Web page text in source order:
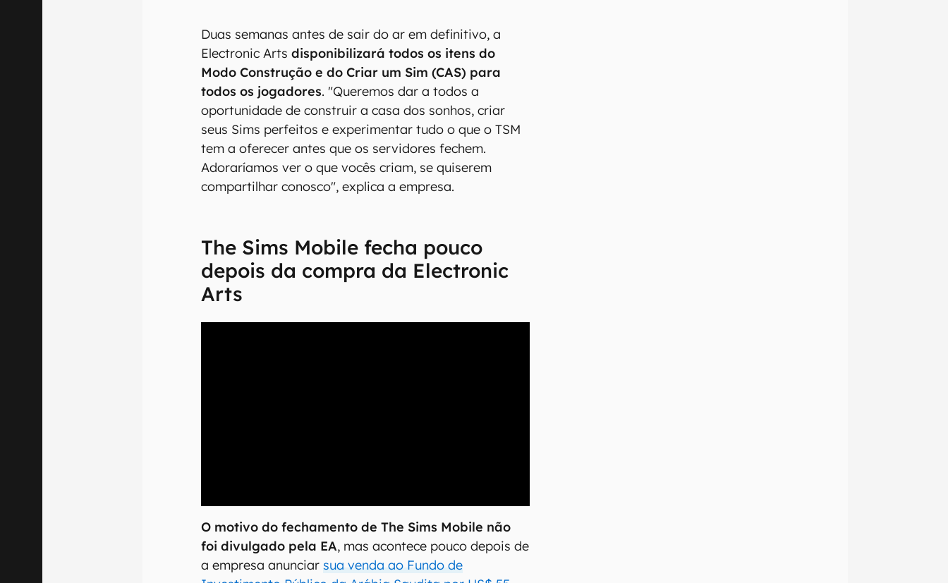
Duas semanas antes de sair do ar em definitivo, a
Electronic Artsdisponibilizará todos os itens do
Modo Construção e do Criar um Sim (CAS) para
todos os jogadores. "Queremos dar a todos a
oportunidade de construir a casa dos sonhos, criar
seus Sims perfeitos e experimentar tudo o que o TSM
tem a oferecer antes que os servidores fechem.
Adoraríamos ver o que vocês criam, se quiserem
compartilhar conosco", explica a empresa.
The Sims Mobile fecha pouco
depois da compra da Electronic
Arts
O motivo do fechamento de The Sims Mobile não
foi divulgado pela EA, mas acontece pouco depois de
a empresa anunciarsua venda ao Fundo de